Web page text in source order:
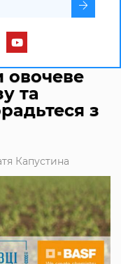
овочеве
та
з
Капустина